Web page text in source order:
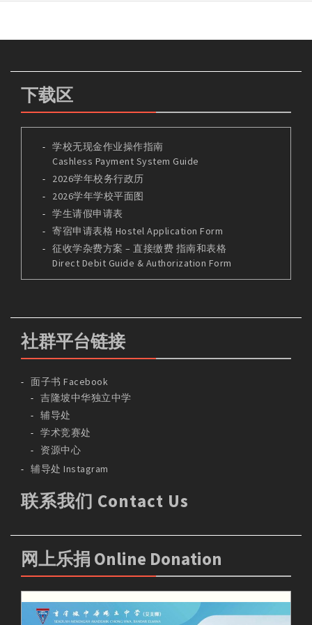
下载区
学校无现金作业操作指南
Cashless Payment System Guide
2026学年校务行政历
2026学年学校平面图
学生请假申请表
寄宿申请表格 Hostel Application Form
征收学杂费方案 – 直接缴费 指南和表格
Direct Debit Guide & Authorization Form
社群平台链接
面子书 Facebook
吉隆坡中华独立中学
辅导处
学术竞赛处
资源中心
辅导处 Instagram
联系我们 Contact Us
网上乐捐 Online Donation